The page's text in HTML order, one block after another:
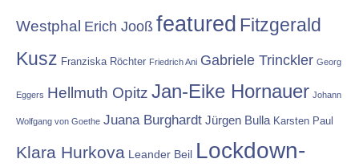
Westphal Erich Jooß featured Fitzgerald
Kusz Franziska Röchter Friedrich Ani Gabriele Trinckler Georg
Eggers Hellmuth Opitz Jan-Eike Hornauer Johann
Wolfgang von Goethe Juana Burghardt Jürgen Bulla Karsten Paul
Klara Hurkova Leander Beil Lockdown-